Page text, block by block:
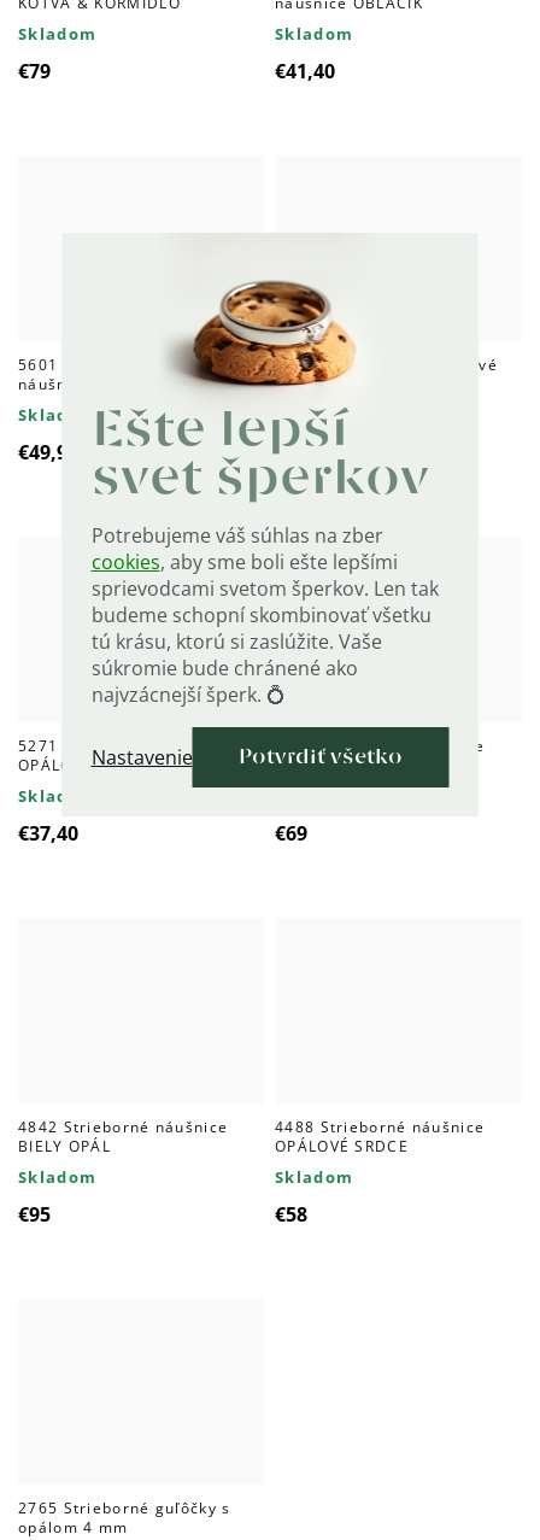
Ešte lepší
svet šperkov
Potrebujeme váš súhlas na zber
cookies, aby sme boli ešte lepšími
sprievodcami svetom šperkov. Len tak
budeme schopní skombinovať všetku
tú krásu, ktorú si zaslúžite. Vaše
súkromie bude chránené ako
najvzácnejší šperk. 💍
Nastavenie Potvrdiť všetko
Skladom
€79
Skladom
€41,40
5601 Strieborné opálové
náušnice KRUH
Skladom
€49,90
5600 Strieborné retiazkové
náušnice LEAF
Skladom
€67
5271 Strieborné náušnice
OPÁLOVÉ SRDIEČKO
Skladom
€37,40
5260 Strieborné náušnice
OPÁL
€69
4842 Strieborné náušnice
BIELY OPÁL
Skladom
€95
4488 Strieborné náušnice
OPÁLOVÉ SRDCE
Skladom
€58
2765 Strieborné guľôčky s
opálom 4 mm